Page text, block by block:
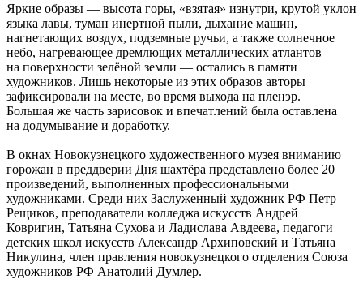
Яркие образы — высота горы, «взятая» изнутри, крутой уклон
языка лавы, туман инертной пыли, дыхание машин,
нагнетающих воздух, подземные ручьи, а также солнечное
небо, нагревающее дремлющих металлических атлантов
на поверхности зелёной земли — остались в памяти
художников. Лишь некоторые из этих образов авторы
зафиксировали на месте, во время выхода на пленэр.
Большая же часть зарисовок и впечатлений была оставлена
на додумывание и доработку.
В окнах Новокузнецкого художественного музея вниманию
горожан в преддверии Дня шахтёра представлено более 20
произведений, выполненных профессиональными
художниками. Среди них Заслуженный художник РФ Петр
Рещиков, преподаватели колледжа искусств Андрей
Ковригин, Татьяна Сухова и Ладислава Авдеева, педагоги
детских школ искусств Александр Архиповский и Татьяна
Никулина, член правления новокузнецкого отделения Союза
художников РФ Анатолий Думлер.